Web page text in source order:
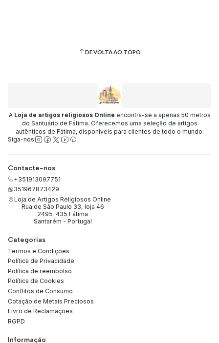
DE VOLTA AO TOPO
A Loja de artigos religiosos Online encontra-se a apenas 50 metros
do Santuário de Fátima. Oferecemos uma seleção de artigos
autênticos de Fátima, disponíveis para clientes de todo o mundo.
Siga-nos
Contacte-nos
+351913097751
351967873429
Loja de Artigos Religiosos Online
Rua de São Paulo 33, loja 46
2495-435 Fátima
Santarém - Portugal
Categorias
Termos e Condições
Política de Privacidade
Política de reembolso
Política de Cookies
Conflitos de Consumo
Cotação de Metais Preciosos
Livro de Reclamações
RGPD
Informação